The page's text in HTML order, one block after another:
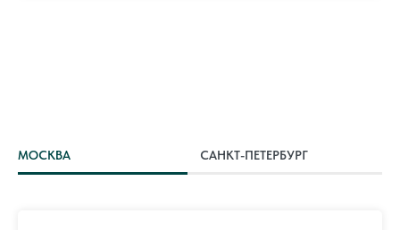
МОСКВА САНКТ-ПЕТЕРБУРГ